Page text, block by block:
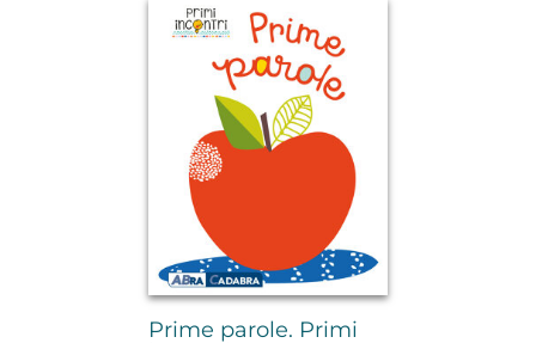
Prime parole. Primi